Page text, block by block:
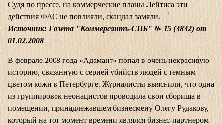
Судя по прессе, на коммерческие планы Лейтиса эти
действия ФАС не повлияли, скандал замяли.
Источник: Газета "Коммерсантъ-СПБ" № 15 (3832) от
01.02.2008
В феврале 2008 года «Адамант» попал в очень некрасивую
историю, связанную с серией убийств людей с темным
цветом кожи в Петербурге. Журналисты выяснили, что одна
из группировок неонацистов проводила свои сборища в
помещении, принадлежавшем бизнесмену Олегу Рудакову,
который на тот момент времени являлся бизнес-партнером